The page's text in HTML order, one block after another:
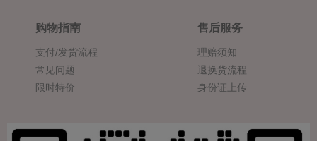
购物指南
支付/发货流程
常见问题
限时特价
售后服务
理赔须知
退换货流程
身份证上传